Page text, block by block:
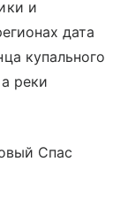
и
дата
купального
реки
Спас